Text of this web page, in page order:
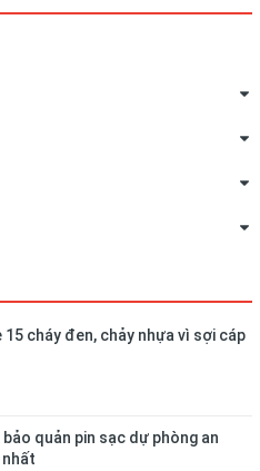
15 cháy đen, chảy nhựa vì sợi cáp
quản pin sạc dự phòng an